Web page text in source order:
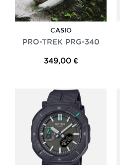
CASIO
PRO-TREK PRG-340
349,00 €